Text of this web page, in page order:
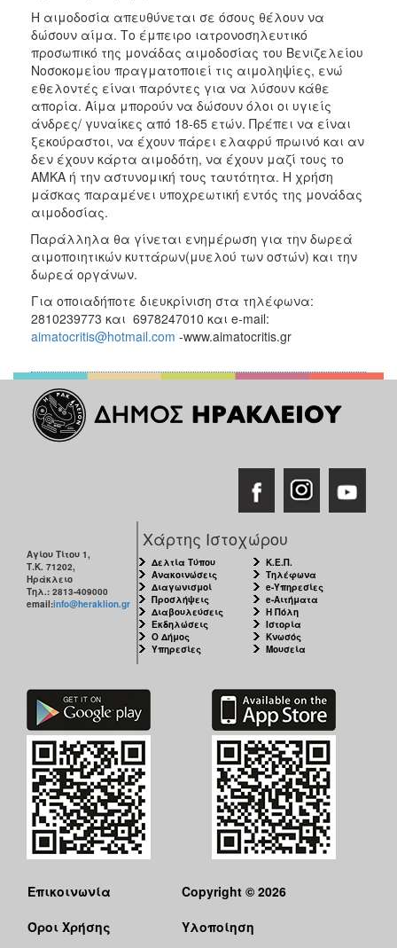
Η αιμοδοσία απευθύνεται σε όσους θέλουν να
δώσουν αίμα. Το έμπειρο ιατρονοσηλευτικό
προσωπικό της μονάδας αιμοδοσίας του Βενιζελείου
Νοσοκομείου πραγματοποιεί τις αιμοληψίες, ενώ
εθελοντές είναι παρόντες για να λύσουν κάθε
απορία. Αίμα μπορούν να δώσουν όλοι οι υγιείς
άνδρες/ γυναίκες από 18-65 ετών. Πρέπει να είναι
ξεκούραστοι, να έχουν πάρει ελαφρύ πρωινό και αν
δεν έχουν κάρτα αιμοδότη, να έχουν μαζί τους το
ΑΜΚΑ ή την αστυνομική τους ταυτότητα. Η χρήση
μάσκας παραμένει υποχρεωτική εντός της μονάδας
αιμοδοσίας.
Παράλληλα θα γίνεται ενημέρωση για την δωρεά
αιμοποιητικών κυττάρων(μυελού των οστών) και την
δωρεά οργάνων.
Για οποιαδήποτε διευκρίνιση στα τηλέφωνα:
2810239773 και 6978247010 και e-mail:
aimatocritis@hotmail.com -www.aimatocritis.gr
Αγίου Τίτου 1,
Τ.Κ. 71202,
Ηράκλειο
Τηλ.: 2813-409000
email:info@heraklion.gr
Χάρτης Ιστοχώρου
Δελτία Τύπου
Ανακοινώσεις
Διαγωνισμοί
Προσλήψεις
Διαβουλεύσεις
Εκδηλώσεις
Ο Δήμος
Υπηρεσίες
Κ.Ε.Π.
Τηλέφωνα
e-Υπηρεσίες
e-Αιτήματα
Η Πόλη
Ιστορία
Κνωσός
Μουσεία
Επικοινωνία
Όροι Χρήσης
Copyright © 2026
Υλοποίηση